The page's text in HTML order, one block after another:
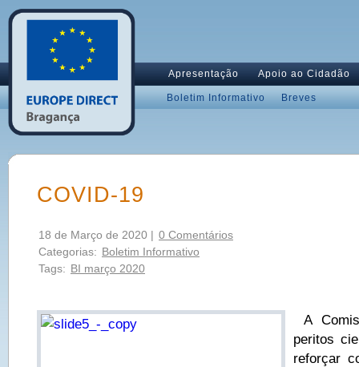
Apresentação Apoio ao Cidadão
Boletim Informativo Breves
COVID-19
18 de Março de 2020 | 0 Comentários
Categorias: Boletim Informativo
Tags: BI março 2020
A
peritos
reforçar